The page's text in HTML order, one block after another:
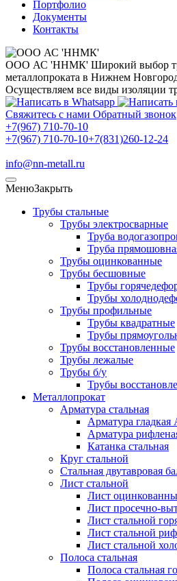
Портфолио
Документы
Контакты
ООО АС 'ННМК' Широкий выбор
металлопроката в Нижнем
Осуществляем все виды изоляции
Свяжитесь с нами Обратный звонок
+7(967) 710-70-10
+7(967) 710-70-10+7(831)260-12-24
info@nn-metall.ru
МенюЗакрыть
Трубы стальные
Трубы электросварные
Труба
Труба
Трубы оцинкованные
Трубы бесшовные
Трубы
Трубы
Трубы профильные
Трубы квадратные
Трубы
Трубы восстановленные
Трубы лежалые
Трубы б/у
Трубы
Металлопрокат
Арматура стальная
Арматура гладкая
Арматура
Катанка стальная
Круг стальной
Стальная двутавровая
Лист стальной
Лист
Лист просечно-
Лист стальной
Лист стальной
Лист стальной
Полоса стальная
Полоса стальная